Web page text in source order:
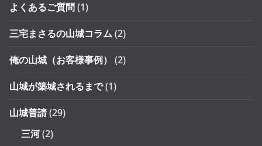
よくあるご質問(1)
三宅まさるの山城コラム(2)
俺の山城（お客様事例） (2)
山城が築城されるまで(1)
山城普請(29)
三河(2)